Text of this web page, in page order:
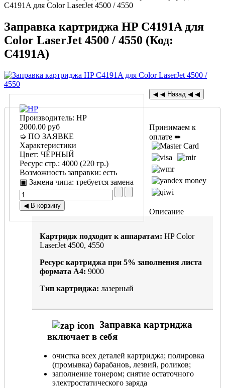
C4191A для Color LaserJet 4500 / 4550
Заправка картриджа HP C4191A для
Color LaserJet 4500 / 4550 (Код:
C4191A)
Производитель: HP
2000.00 руб
➭ ПО ЗАЯВКЕ
Характеристики
Цвет: ЧЁРНЫЙ
Ресурс стр.: 4000 (220 гр.)
Возможность заправки: есть
▣ Замена чипа: требуется замена
Принимаем к
оплате ➠
Описание
Картридж подходит к аппаратам: HP Color
LaserJet 4500, 4550
Ресурс картриджа при 5% заполнения листа
формата А4: 9000
Тип картриджа: лазерный
Заправка картриджа
включает в себя
очистка всех деталей картриджа; полировка
(промывка) барабанов, лезвий, роликов;
заполнение тонером; снятие остаточного
электростатического заряда